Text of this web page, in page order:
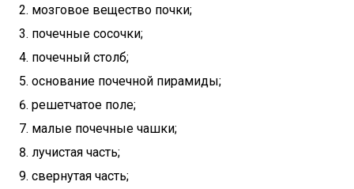
мозговое вещество почки;
почечные сосочки;
почечный столб;
основание почечной пирамиды;
решетчатое поле;
малые почечные чашки;
лучистая часть;
свернутая часть;